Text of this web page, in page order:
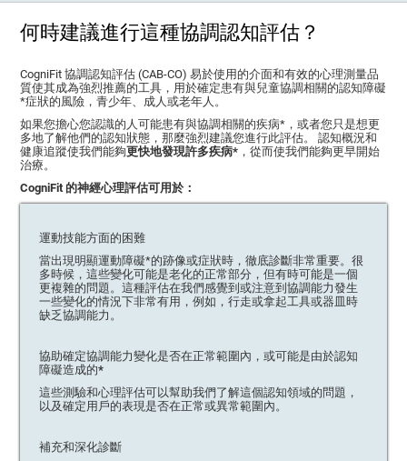
何時建議進行這種協調認知評估？
CogniFit 協調認知評估 (CAB-CO) 易於使用的介面和有效的心理測量品
質使其成為強烈推薦的工具，用於確定患有與兒童協調相關的認知障礙
*症狀的風險，青少年、成人或老年人。
如果您擔心您認識的人可能患有與協調相關的疾病*，或者您只是想更
多地了解他們的認知狀態，那麼強烈建議您進行此評估。 認知概況和
健康追蹤使我們能夠更快地發現許多疾病* ，從而使我們能夠更早開始
治療。
CogniFit 的神經心理評估可用於：
運動技能方面的困難
當出現明顯運動障礙*的跡像或症狀時，徹底診斷非常重要。很
多時候，這些變化可能是老化的正常部分，但有時可能是一個
更複雜的問題。這種評估在我們感覺到或注意到協調能力發生
一些變化的情況下非常有用，例如，行走或拿起工具或器皿時
缺乏協調能力。
協助確定協調能力變化是否在正常範圍內，或可能是由於認知
障礙造成的*
這些測驗和心理評估可以幫助我們了解這個認知領域的問題，
以及確定用戶的表現是否在正常或異常範圍內。
補充和深化診斷